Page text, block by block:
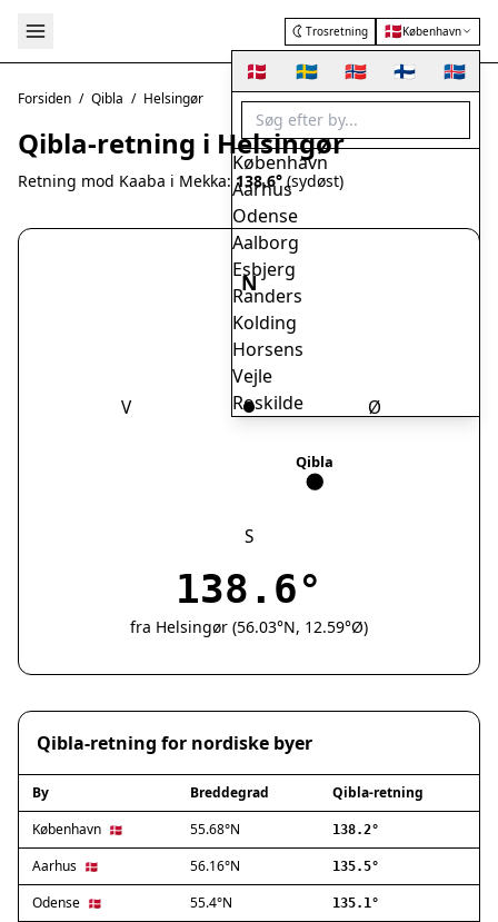
Trosretning 🇩🇰København
🇩🇰 🇸🇪 🇳🇴 🇫🇮 🇮🇸
København
Aarhus
Odense
Aalborg
Esbjerg
Randers
Kolding
Horsens
Vejle
Roskilde
Helsingør
Hørsholm
Næstved
Viborg
Køge
Holstebro
Taastrup
Sønderborg
Holbæk
Svendborg
Hjørring
Frederikshavn
Nørresundby
Forsiden / Qibla / Helsingør
Qibla-retning i Helsingør
Retning mod Kaaba i Mekka: 138.6°(sydøst)
N
Ø
S
V
Qibla
138.6°
fra Helsingør (56.03°N, 12.59°Ø)
Qibla-retning for nordiske byer
By Breddegrad
Qibla-retning
København 🇩🇰 55.68°N 138.2°
Aarhus 🇩🇰 56.16°N 135.5°
Odense 🇩🇰 55.4°N 135.1°